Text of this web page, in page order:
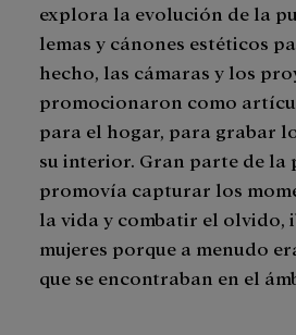
explora la evolución de la
lemas y cánones estéticos
hecho, las cámaras y los
promocionaron como
para el hogar, para grabar
su interior. Gran parte de la
promovía capturar los
la vida y combatir el olvido,
mujeres porque a menudo
que se encontraban en el